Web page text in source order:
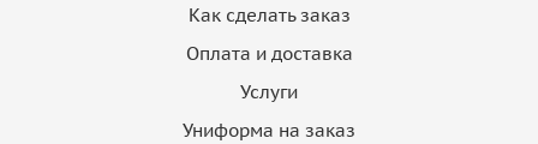
Как сделать заказ
Оплата и доставка
Услуги
Униформа на заказ